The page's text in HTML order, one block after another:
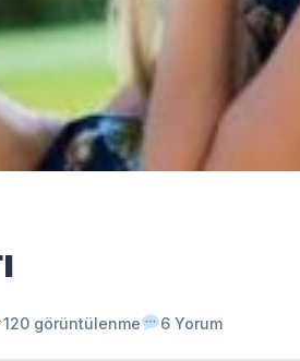
120 görüntülenme 6 Yorum